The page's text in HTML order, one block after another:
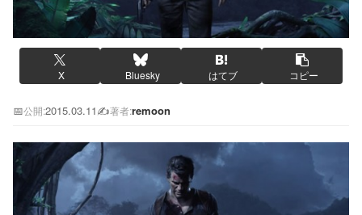
X Bluesky はてブ コピー
📅公開:2015.03.11✍️著者:remoon